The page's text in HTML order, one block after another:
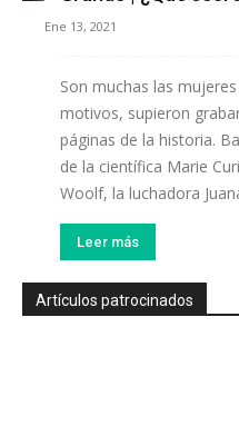
Ene 13, 2021
Son muchas las
motivos, supieron
páginas de la historia.
de la científica Marie
Woolf, la luchadora
Leer más
Artículos patrocinados